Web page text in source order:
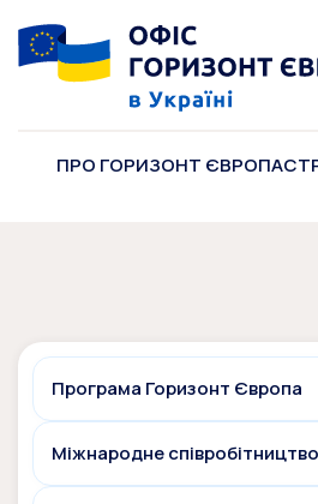
ПРО ГОРИЗОНТ ЄВРОПА
Програма Горизонт Європа
Міжнародне співробітництво